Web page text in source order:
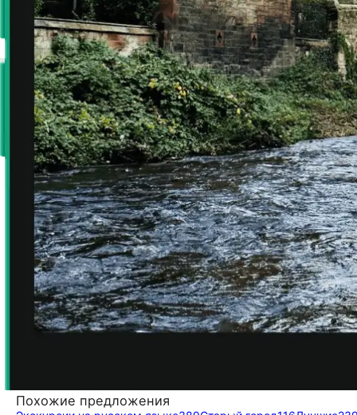
Похожие предложения